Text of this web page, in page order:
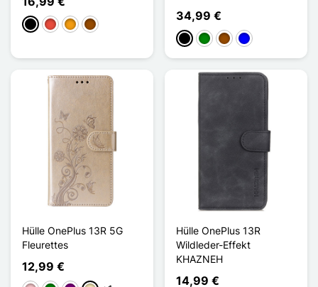
Schwarz
Rot Orange
Braun
34,99 €
Schwarz
GrünBraunBlau
Hülle OnePlus 13R 5G
Fleurettes
12,99 €
Hülle OnePlus 13R
Wildleder-Effekt
KHAZNEH
14,99 €